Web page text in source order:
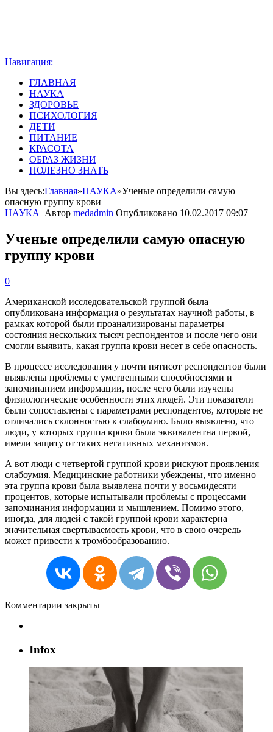
Навигация:
ГЛАВНАЯ
НАУКА
ЗДОРОВЬЕ
ПСИХОЛОГИЯ
ДЕТИ
ПИТАНИЕ
КРАСОТА
ОБРАЗ ЖИЗНИ
ПОЛЕЗНО ЗНАТЬ
Вы здесь:Главная»НАУКА»Ученые определили самую
опасную группу крови
НАУКА
Автор medadmin Опубликовано 10.02.2017 09:07
Ученые определили самую опасную
группу крови
0
Американской исследовательской группой была
опубликована информация о результатах научной работы, в
рамках которой были проанализированы параметры
состояния нескольких тысяч респондентов и после чего они
смогли выявить, какая группа крови несет в себе опасность.
В процессе исследования у почти пятисот респондентов были
выявлены проблемы с умственными способностями и
запоминанием информации, после чего были изучены
физиологические особенности этих людей. Эти показатели
были сопоставлены с параметрами респондентов, которые не
отличались склонностью к слабоумию. Было выявлено, что
люди, у которых группа крови была эквивалентна первой,
имели защиту от таких негативных механизмов.
А вот люди с четвертой группой крови рискуют проявления
слабоумия. Медицинские работники убеждены, что именно
эта группа крови была выявлена почти у восьмидесяти
процентов, которые испытывали проблемы с процессами
запоминания информации и мышлением. Помимо этого,
иногда, для людей с такой группой крови характерна
значительная свертываемость крови, что в свою очередь
может привести к тромбообразованию.
Комментарии закрыты
Infox